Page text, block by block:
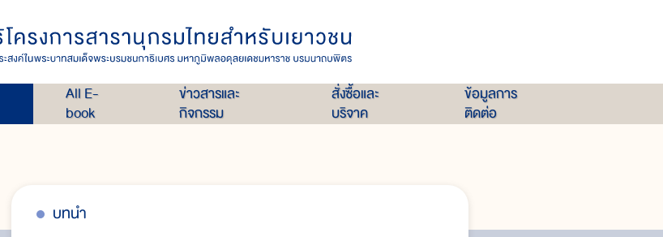
All E-
book
ข่าวสารและ
กิจกรรม
สั่งซื้อและ
บริจาค
ข้อมูลการ
ติดต่อ
บทนำ